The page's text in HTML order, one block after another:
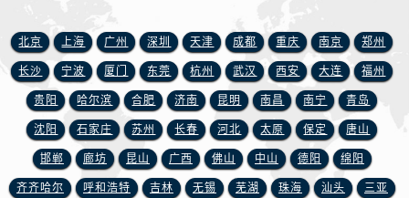
上海市黄浦区南京东路299号宏伊国际广场写字楼8层806室宝玑售后服务中心（需提前预约）
上海市徐汇区虹桥路3号港汇中心2座37层3705室宝玑售后服务中心（需提前预约）
浙江省杭州市上城区钱江路1366号华润大厦A座5层503-5室宝玑售后服务中心（需提前预约）
浙江省湖州市吴兴区劳动路宝玑售后服务中心（需提前预约）
浙江省嘉兴市南湖区广益路705号嘉兴世界贸易中心A座13层1304室宝玑售后服务中心（需提前预约）
浙江省金华市金东区东市南街777号金华万达广场4号楼22楼2209室宝玑售后服务中心（需提前预约）
北京 上海 广州 深圳 天津 成都 重庆 南京 郑州
长沙 宁波 厦门 东莞 杭州 武汉 西安 大连 福州
贵阳 哈尔滨 合肥 济南 昆明 南昌 南宁 青岛
沈阳 石家庄 苏州 长春 河北 太原 保定 唐山
邯郸 廊坊 昆山 广西 佛山 中山 德阳 绵阳
齐齐哈尔 呼和浩特 吉林 无锡 芜湖 珠海 汕头 三亚